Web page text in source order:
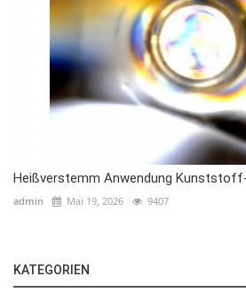
Heißverstemm Anwendung
admin Mai 19, 2026 9407
KATEGORIEN